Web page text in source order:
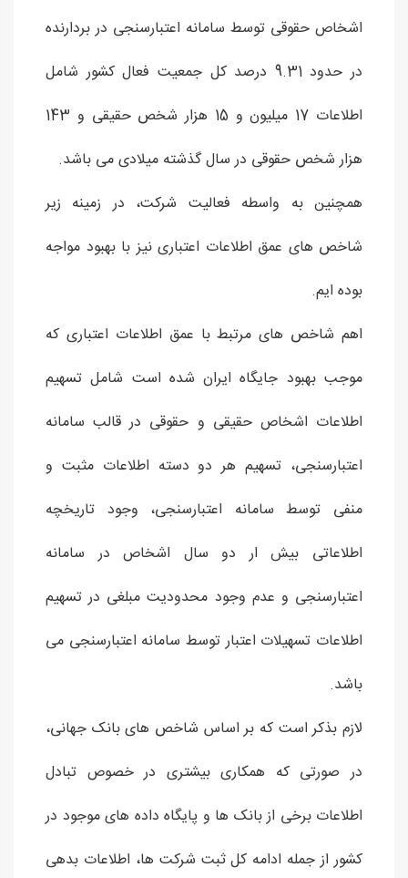
اشخاص حقوقی توسط سامانه اعتبارسنجی در بردارنده
در حدود 9.31 درصد کل جمعیت فعال کشور شامل
اطلاعات 17 میلیون و 15 هزار شخص حقیقی و 143
هزار شخص حقوقی در سال گذشته میلادی می باشد.
همچنین به واسطه فعالیت شرکت، در زمینه زیر
شاخص های عمق اطلاعات اعتباری نیز با بهبود مواجه
بوده ایم.
اهم شاخص های مرتبط با عمق اطلاعات اعتباری که
موجب بهبود جایگاه ایران شده است شامل تسهیم
اطلاعات اشخاص حقیقی و حقوقی در قالب سامانه
اعتبارسنجی، تسهیم هر دو دسته اطلاعات مثبت و
منفی توسط سامانه اعتبارسنجی، وجود تاریخچه
اطلاعاتی بیش ار دو سال اشخاص در سامانه
اعتبارسنجی و عدم وجود محدودیت مبلغی در تسهیم
اطلاعات تسهیلات اعتبار توسط سامانه اعتبارسنجی می
باشد.
لازم بذکر است که بر اساس شاخص های بانک جهانی،
در صورتی که همکاری بیشتری در خصوص تبادل
اطلاعات برخی از بانک ها و پایگاه داده های موجود در
کشور از جمله ادامه کل ثبت شرکت ها، اطلاعات بدهی